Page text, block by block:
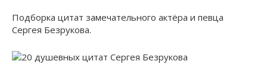
Подборка цитат замечательного актёра и певца
Сергея Безрукова.